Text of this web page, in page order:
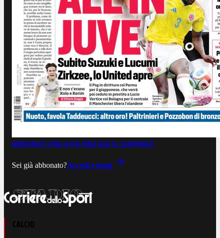
ABBONATI ORA A €0,99LEGGI IL GIORNALE
Sei già abbonato?Accedi e leggi